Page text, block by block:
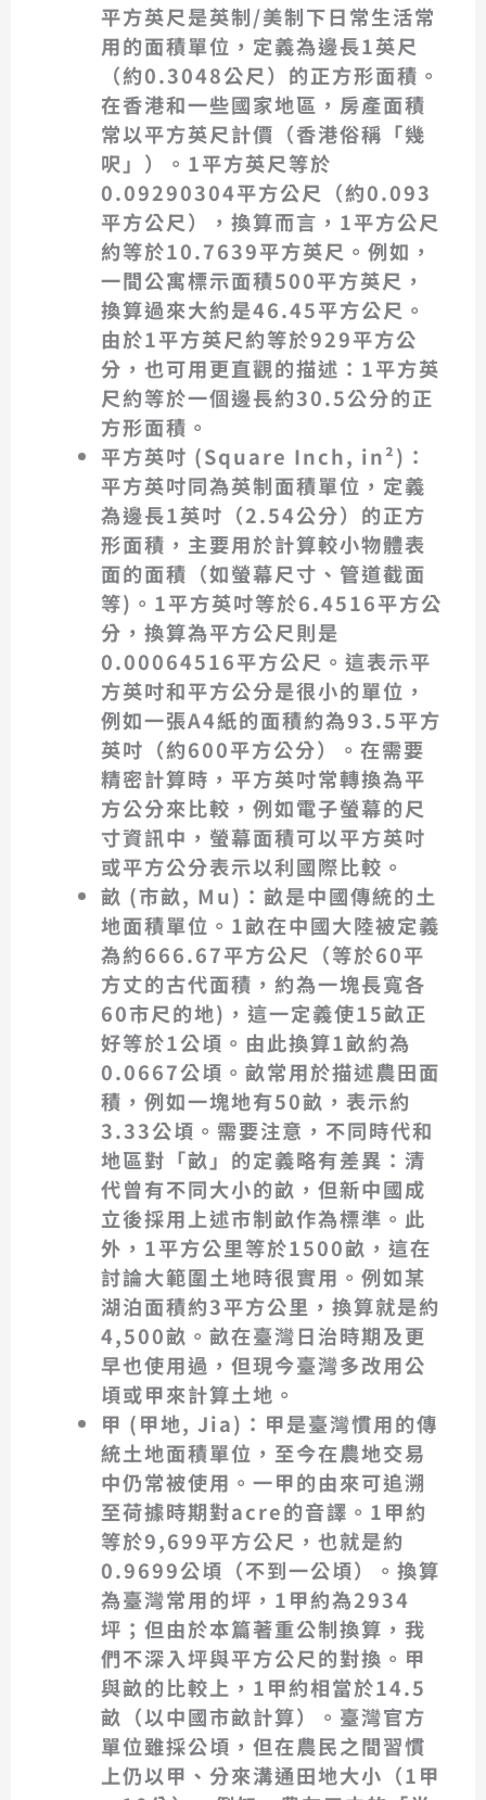
平方英尺是英制/美制下日常生活常
用的面積單位，定義為邊長1英尺
（約0.3048公尺）的正方形面積。
在香港和一些國家地區，房產面積
常以平方英尺計價（香港俗稱「幾
呎」）。 1平方英尺等於
0.09290304平方公尺
（約0.093
平方公尺），換算而言， 1平方公尺
約等於10.7639平方英尺 。例如，
一間公寓標示面積500平方英尺，
換算過來大約是46.45平方公尺。
由於1平方英尺約等於929平方公
分，也可用更直觀的描述： 1平方英
尺約等於一個邊長約30.5公分的正
方形面積 。
平方英吋 (Square Inch, in²) ：
平方英吋同為英制面積單位，定義
為邊長1英吋（2.54公分）的正方
形面積，主要用於計算較小物體表
面的面積（如螢幕尺寸、管道截面
等)。 1平方英吋等於6.4516平方公
分 ，換算為平方公尺則是
0.00064516平方公尺 。這表示平
方英吋和平方公分是很小的單位，
例如一張A4紙的面積約為93.5平方
英吋（約600平方公分）。在需要
精密計算時，平方英吋常轉換為平
方公分來比較，例如電子螢幕的尺
寸資訊中，螢幕面積可以平方英吋
或平方公分表示以利國際比較。
畝 (市畝, Mu) ：畝是中國傳統的土
地面積單位。 1畝在中國大陸被定義
為約666.67平方公尺
（等於60平
方丈的古代面積，約為一塊長寬各
60市尺的地)，這一定義使15畝正
好等於1公頃 。由此換算1畝約為
0.0667公頃 。畝常用於描述農田面
積，例如一塊地有50畝，表示約
3.33公頃 。需要注意，不同時代和
地區對「畝」的定義略有差異：清
代曾有不同大小的畝，但新中國成
立後採用上述市制畝作為標準。此
外， 1平方公里等於1500畝 ，這在
討論大範圍土地時很實用。例如某
湖泊面積約3平方公里，換算就是約
4,500畝。畝在臺灣日治時期及更
早也使用過，但現今臺灣多改用公
頃或甲來計算土地。
甲 (甲地, Jia) ：甲是臺灣慣用的傳
統土地面積單位，至今在農地交易
中仍常被使用。一甲的由來可追溯
至荷據時期對acre的音譯。 1甲約
等於9,699平方公尺 ，也就是約
0.9699公頃 （不到一公頃）。換算
為臺灣常用的坪，1甲約為2934
坪；但由於本篇著重公制換算，我
們不深入坪與平方公尺的對換。甲
與畝的比較上， 1甲約相當於14.5
畝 （以中國市畝計算）。臺灣官方
單位雖採公頃，但在農民之間習慣
上仍以甲、分來溝通田地大小（1甲